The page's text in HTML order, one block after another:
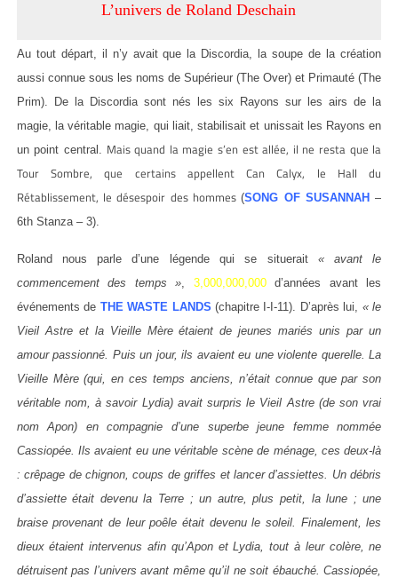
L’univers de Roland Deschain
Au tout départ, il n’y avait que la Discordia, la soupe de la création
aussi connue sous les noms de Supérieur (The Over) et Primauté (The
Prim). De la Discordia sont nés les six Rayonssur les airs de la
magie, la véritable magie, qui liait, stabilisait et unissait les Rayons en
un point central. Mais quand la magie s’en est allée, il ne resta que la
Tour Sombre, que certains appellent Can Calyx, le Hall du
Rétablissement, le désespoir des hommes(SONG OF SUSANNAH –
6th Stanza – 3).
Roland nous parle d’une légende qui se situerait « avant le
commencement des temps », 3,000,000,000d’années avant les
événements de THE WASTE LANDS (chapitre I-I-11). D’après lui, « le
Vieil Astre et la Vieille Mère étaient de jeunes mariés unis par un
amour passionné. Puis un jour, ils avaient eu une violente querelle. La
Vieille Mère (qui, en ces temps anciens, n’était connue que par son
véritable nom, à savoir Lydia) avait surpris le Vieil Astre (de son vrai
nom Apon) en compagnie d’une superbe jeune femme nommée
Cassiopée. Ils avaient eu une véritable scène de ménage, ces deux-là
: crêpage de chignon, coups de griffes et lancer d’assiettes. Un débris
d’assiette était devenu la Terre ; un autre, plus petit, la lune ; une
braise provenant de leur poêle était devenu le soleil. Finalement, les
dieux étaient intervenus afin qu’Apon et Lydia, tout à leur colère, ne
détruisent pas l’univers avant même qu’il ne soit ébauché. Cassiopée,